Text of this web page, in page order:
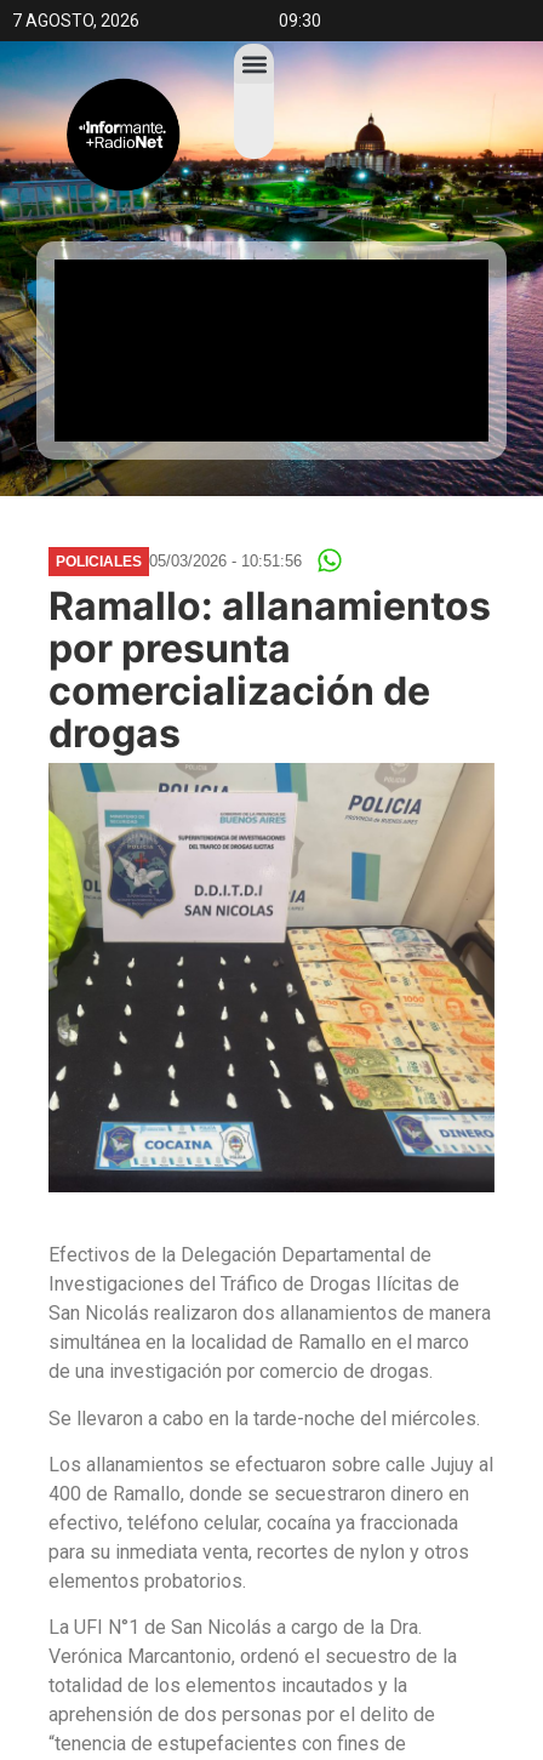
7 AGOSTO, 2026 09:30
POLICIALES 05/03/2026 - 10:51:56
Ramallo: allanamientos
por presunta
comercialización de
drogas
Efectivos de la Delegación Departamental de
Investigaciones del Tráfico de Drogas Ilícitas de
San Nicolás realizaron dos allanamientos de manera
simultánea en la localidad de Ramallo en el marco
de una investigación por comercio de drogas.
Se llevaron a cabo en la tarde-noche del miércoles.
Los allanamientos se efectuaron sobre calle Jujuy al
400 de Ramallo, donde se secuestraron dinero en
efectivo, teléfono celular, cocaína ya fraccionada
para su inmediata venta, recortes de nylon y otros
elementos probatorios.
La UFI N°1 de San Nicolás a cargo de la Dra.
Verónica Marcantonio, ordenó el secuestro de la
totalidad de los elementos incautados y la
aprehensión de dos personas por el delito de
“tenencia de estupefacientes con fines de